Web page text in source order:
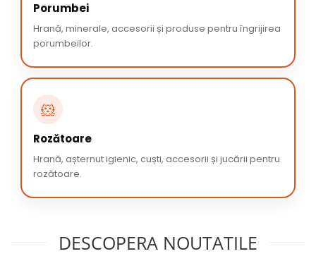
Porumbei
Hrană, minerale, accesorii și produse pentru îngrijirea
porumbeilor.
🐹
Rozătoare
Hrană, așternut igienic, cuști, accesorii și jucării pentru
rozătoare.
DESCOPERA NOUTATILE